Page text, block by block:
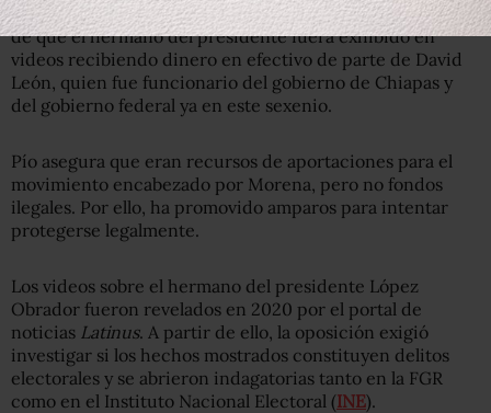
La indagatoria contra Pío López Obrador se abrió luego
de que el hermano del presidente fuera exhibido en
videos recibiendo dinero en efectivo de parte de David
León, quien fue funcionario del gobierno de Chiapas y
del gobierno federal ya en este sexenio.
Pío asegura que eran recursos de aportaciones para el
movimiento encabezado por Morena, pero no fondos
ilegales. Por ello, ha promovido amparos para intentar
protegerse legalmente.
Los videos sobre el hermano del presidente López
Obrador fueron revelados en 2020 por el portal de
noticias Latinus. A partir de ello, la oposición exigió
investigar si los hechos mostrados constituyen delitos
electorales y se abrieron indagatorias tanto en la FGR
como en el Instituto Nacional Electoral (INE).